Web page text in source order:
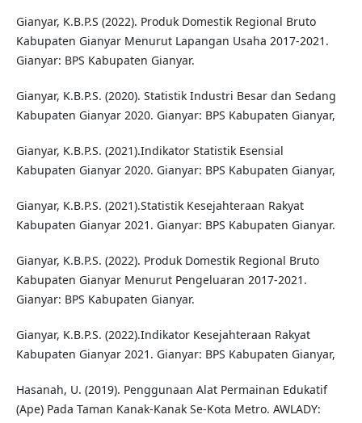
Gianyar, K.B.P.S (2022). Produk Domestik Regional Bruto
Kabupaten Gianyar Menurut Lapangan Usaha 2017-2021.
Gianyar: BPS Kabupaten Gianyar.
Gianyar, K.B.P.S. (2020). Statistik Industri Besar dan Sedang
Kabupaten Gianyar 2020. Gianyar: BPS Kabupaten Gianyar,
Gianyar, K.B.P.S. (2021).Indikator Statistik Esensial
Kabupaten Gianyar 2020. Gianyar: BPS Kabupaten Gianyar,
Gianyar, K.B.P.S. (2021).Statistik Kesejahteraan Rakyat
Kabupaten Gianyar 2021. Gianyar: BPS Kabupaten Gianyar.
Gianyar, K.B.P.S. (2022). Produk Domestik Regional Bruto
Kabupaten Gianyar Menurut Pengeluaran 2017-2021.
Gianyar: BPS Kabupaten Gianyar.
Gianyar, K.B.P.S. (2022).Indikator Kesejahteraan Rakyat
Kabupaten Gianyar 2021. Gianyar: BPS Kabupaten Gianyar,
Hasanah, U. (2019). Penggunaan Alat Permainan Edukatif
(Ape) Pada Taman Kanak-Kanak Se-Kota Metro. AWLADY: